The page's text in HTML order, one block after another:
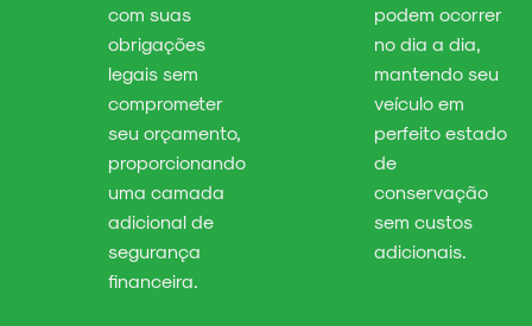
com suas
obrigações
legais sem
comprometer
seu orçamento,
proporcionando
uma camada
adicional de
segurança
financeira.
podem ocorrer
no dia a dia,
mantendo seu
veículo em
perfeito estado
de
conservação
sem custos
adicionais.